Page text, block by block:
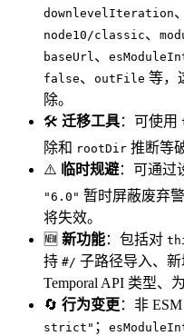
downlevelIteration、
node10/classic、
baseUrl、
false、 outFile 等，
除。
🛠️ 迁移工具：可使用
除和 rootDir 推断等
⚠️ 临时规避：可通过
"6.0" 暂时屏蔽废弃
将失效。
🆕 新功能：包括对
持 #/ 子路径导入、新
Temporal API 类型、为
🔄 行为变更 ：非
strict" ；